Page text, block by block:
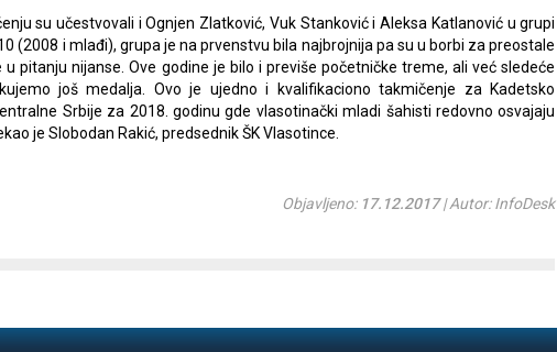
su učestvovali i Ognjen Zlatković, Vuk Stanković i Aleksa Katlanović u grupi
(2008 i mlađi), grupa je na prvenstvu bila najbrojnija pa su u borbi za preostale
u pitanju nijanse. Ove godine je bilo i previše početničke treme, ali već sledeće
još medalja. Ovo je ujedno i kvalifikaciono takmičenje za Kadetsko
Srbije za 2018. godinu gde vlasotinački mladi šahisti redovno osvajaju
je Slobodan Rakić, predsednik ŠK Vlasotince.
Objavljeno: 17.12.2017| Autor: InfoDesk